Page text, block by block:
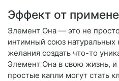
Эффект от
Элемент Она — это не
интимный союз натуральных
желания создать что-то
Элемент Она в свою жизнь,
простые капли могут стать